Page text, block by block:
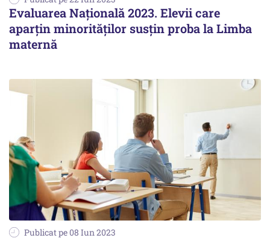
Evaluarea Naţională 2023. Elevii care
aparţin minorităţilor susţin proba la Limba
maternă
Publicat pe 08 Iun 2023